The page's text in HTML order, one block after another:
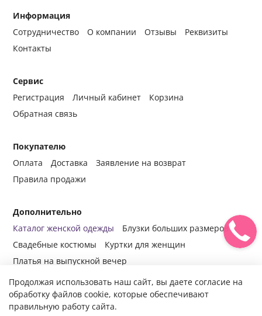
Информация
Сотрудничество
О компании Отзывы
Реквизиты
Контакты
Сервис
Регистрация
Личный кабинет
Корзина
Обратная связь
Покупателю
Оплата
Доставка
Заявление на возврат
Правила продажи
Дополнительно
Каталог женской одежды
Блузки больших размеров
Свадебные костюмы
Куртки для женщин
Платья на выпускной вечер
© 2014-2024 Все права защищены.
Продолжая использовать наш сайт, вы даете согласие на
обработку файлов cookie, которые обеспечивают
правильную работу сайта.